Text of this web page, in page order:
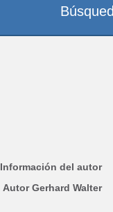
Información del autor
Autor Gerhard Walter